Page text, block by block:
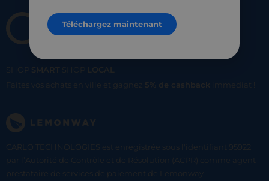
SHOP SMART SHOP
LOCAL
Faites vos achats en ville et gagnez 5% de cashback immediat !
CARLO TECHNOLOGIES est enregistrée sous l'identifiant 95922
par l’Autorité de Contrôle et de Résolution (ACPR) comme agent
prestataire de services de paiement de Lemonway
Téléchargez maintenant